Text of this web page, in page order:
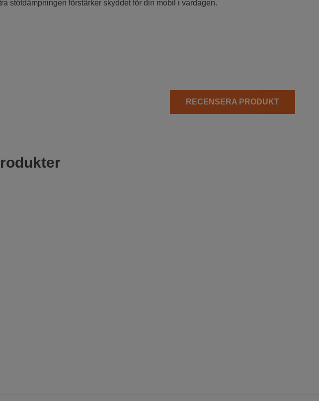
stötdämpningen förstärker skyddet för din mobil i vardagen.
RECENSERA PRODUKT